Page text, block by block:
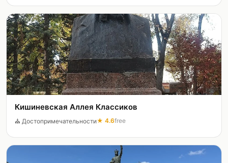
Кишиневская Аллея Классиков
⛪ Достопримечательности★ 4.6free